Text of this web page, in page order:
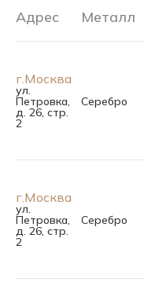
Адрес Металл
г.Москва
ул.
Петровка,
д. 26, стр.
2
Серебро
г.Москва
ул.
Петровка,
д. 26, стр.
2
Серебро